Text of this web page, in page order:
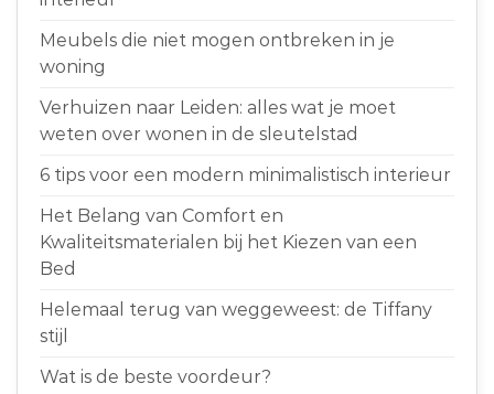
Meubels die niet mogen ontbreken in je
woning
Verhuizen naar Leiden: alles wat je moet
weten over wonen in de sleutelstad
6 tips voor een modern minimalistisch interieur
Het Belang van Comfort en
Kwaliteitsmaterialen bij het Kiezen van een
Bed
Helemaal terug van weggeweest: de Tiffany
stijl
Wat is de beste voordeur?